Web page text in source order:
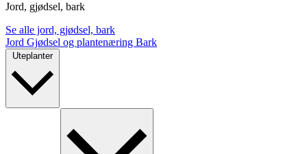
Jord, gjødsel, bark
Se alle jord, gjødsel, bark
Jord Gjødsel og plantenæring Bark
Uteplanter